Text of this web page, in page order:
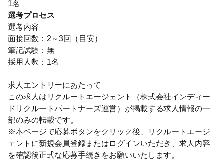
1名
選考プロセス
選考内容
面接回数：2～3回（目安）
筆記試験：無
採用人数：1名
求人エントリーにあたって
この求人はリクルートエージェント（株式会社インディー
ドリクルートパートナーズ運営）が掲載する求人情報の一
部のみの転載です。
※本ページで応募ボタンをクリック後、リクルートエージ
ェントに新規会員登録またはログインいただき、求人内容
を確認後正式な応募手続きをお願いいたします。